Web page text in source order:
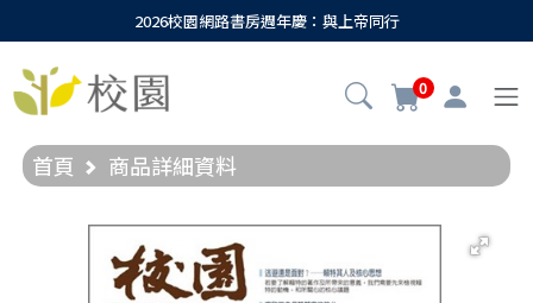
2026校園網路書房週年慶：與上帝同行
0
首頁 商品詳細資料